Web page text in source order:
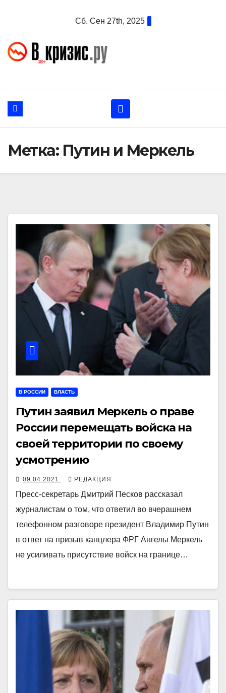
Сб. Сен 27th, 2025
Метка: Путин и Меркель
В РОССИИ ВЛАСТЬ
Путин заявил Меркель о праве
России перемещать войска на
своей территории по своему
усмотрению
09.04.2021 РЕДАКЦИЯ
Пресс-секретарь Дмитрий Песков рассказал
журналистам о том, что ответил во вчерашнем
телефонном разговоре президент Владимир Путин
в ответ на призыв канцлера ФРГ Ангелы Меркель
не усиливать присутствие войск на границе…